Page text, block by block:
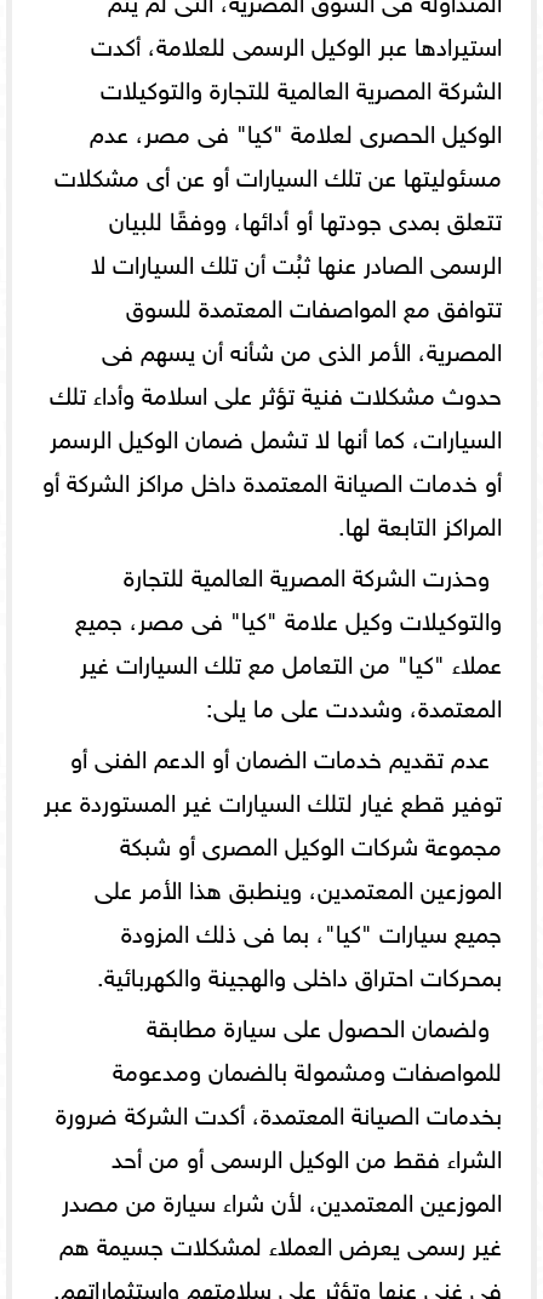
استيرادها عبر الوكيل الرسمى للعلامة، أكدت
الشركة المصرية العالمية للتجارة والتوكيلات
الوكيل الحصرى لعلامة "كيا" فى مصر، عدم
مسئوليتها عن تلك السيارات أو عن أى مشكلات
تتعلق بمدى جودتها أو أدائها، ووفقًا للبيان
الرسمى الصادر عنها ثبُت أن تلك السيارات لا
تتوافق مع المواصفات المعتمدة للسوق
المصرية، الأمر الذى من شأنه أن يسهم فى
حدوث مشكلات فنية تؤثر على اسلامة وأداء تلك
السيارات، كما أنها لا تشمل ضمان الوكيل الرسمر
أو خدمات الصيانة المعتمدة داخل مراكز الشركة أو
المراكز التابعة لها.
وحذرت الشركة المصرية العالمية للتجارة
والتوكيلات وكيل علامة "كيا" فى مصر، جميع
عملاء "كيا" من التعامل مع تلك السيارات غير
المعتمدة، وشددت على ما يلى:
عدم تقديم خدمات الضمان أو الدعم الفنى أو
توفير قطع غيار لتلك السيارات غير المستوردة عبر
مجموعة شركات الوكيل المصرى أو شبكة
الموزعين المعتمدين، وينطبق هذا الأمر على
جميع سيارات "كيا"، بما فى ذلك المزودة
بمحركات احتراق داخلى والهجينة والكهربائية.
ولضمان الحصول على سيارة مطابقة
للمواصفات ومشمولة بالضمان ومدعومة
بخدمات الصيانة المعتمدة، أكدت الشركة ضرورة
الشراء فقط من الوكيل الرسمى أو من أحد
الموزعين المعتمدين، لأن شراء سيارة من مصدر
غير رسمى يعرض العملاء لمشكلات جسيمة هم
فى غنى عنها وتؤثر على سلامتهم واستثماراتهم.